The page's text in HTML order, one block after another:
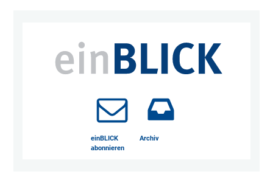
einBLICK
abonnieren
Archiv